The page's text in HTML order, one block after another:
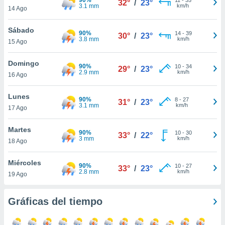
más
nuestra
y
de
disponible
cookies
aceptar
14 Ago
3.1 mm
32° / 23°
km/h
Sábado
15 Ago
90%
3.8 mm
30° / 23° 14- 39
km/h
Domingo
16 Ago
90%
2.9 mm
29° / 23° 10- 34
km/h
Lunes
17 Ago
90%
3.1 mm
31° / 23° 8- 27
km/h
Martes
18 Ago
90%
3 mm
33° / 22° 10- 30
km/h
Miércoles
19 Ago
90%
2.8 mm
33° / 23° 10- 27
km/h
Gráficas del tiempo